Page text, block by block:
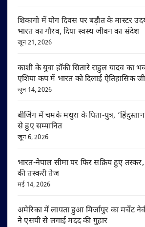
शिकागो में योग दिवस पर बड़ौत के मास्टर
भारत का गौरव, दिया स्वस्थ जीवन का संदेश
जून 21, 2026
काशी के युवा हॉकी सितारे राहुल यादव का
एशिया कप में भारत को दिलाई ऐतिहासिक
जून 14, 2026
बीजिंग में चमके मथुरा के पिता-पुत्र,
से हुए सम्मानित
जून 6, 2026
भारत-नेपाल सीमा पर फिर सक्रिय हुए तस्कर,
की तस्करी तेज
मई 14, 2026
अमेरिका में लापता हुआ मिर्जापुर का मर्चेंट
ने एसपी से लगाई मदद की गुहार